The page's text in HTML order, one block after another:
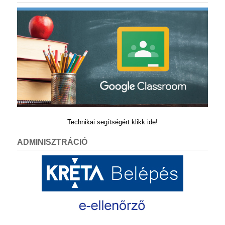
Technikai segítségért klikk ide!
ADMINISZTRÁCIÓ